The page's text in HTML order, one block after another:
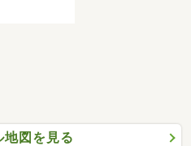
地図を見る